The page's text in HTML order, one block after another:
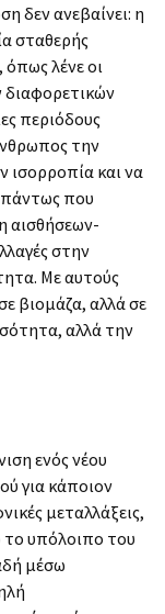
δεν ανεβαίνει: η
σταθερής
λένε οι
διαφορετικών
περιόδους
την
ισορροπία και να
πάντως που
αισθήσεων-
στην
Με αυτούς
βιομάζα, αλλά σε
αλλά την
ενός νέου
για κάποιον
μεταλλάξεις,
υπόλοιπο του
μέσω